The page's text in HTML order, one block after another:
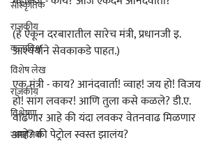
सांस्कृतिक
राजकीय
कलाविश्व
विशेष लेख
राजकीय
विश्लेषण
सामाजिक
(हे ऐकून दरबारातील सारेच मंत्री, प्रधानजी इ.
आश्यर्याने सेवकाकडे पाहत.)
एक मंत्री - काय? आनंदवार्ता! व्वाह! जय हो! विजय
हो! सांग लवकर! आणि तुला कसे कळले? डी.ए.
वाढणार आहे की यंदा लवकर वेतनवाढ मिळणार
आहे? की पेट्रोल स्वस्त झालंय?